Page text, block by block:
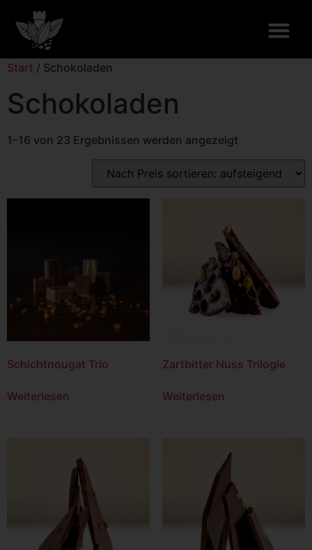
Start / Schokoladen
Schokoladen
1–16 von 23 Ergebnissen werden angezeigt
Schichtnougat Trio
Weiterlesen
Zartbitter Nuss Trilogie
Weiterlesen